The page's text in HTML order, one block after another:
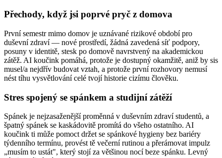
Přechody, když jsi poprvé pryč z domova
První semestr mimo domov je uznávané rizikové období pro
duševní zdraví — nové prostředí, žádná zavedená síť podpory,
posuny v identitě, stesk po domově navrstvený na akademickou
zátěž. AI koučink pomáhá, protože je dostupný okamžitě, aniž by sis
musel/a nejdřív budovat vztah, a protože první rozhovory nemusí
nést tíhu vysvětlování celé tvojí historie cizímu člověku.
Stres spojený se spánkem a studijní zátěží
Spánek je nejzasaženější proměnná v duševním zdraví studentů, a
špatný spánek se kaskádovitě promítá do všeho ostatního. AI
koučink ti může pomoct držet se spánkové hygieny bez bariéry
týdenního termínu, provést tě večerní rutinou a přerámovat impulz
„musím to ustát", který stojí za většinou nocí beze spánku. Levný